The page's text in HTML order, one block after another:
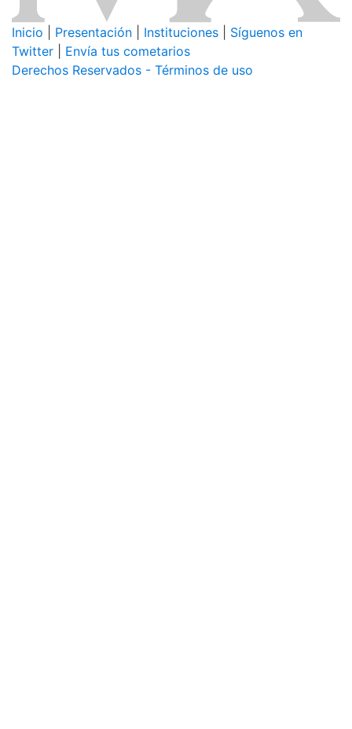
Inicio Presentación Instituciones
Síguenos en
Twitter
Envía tus cometarios
Derechos Reservados - Términos de uso